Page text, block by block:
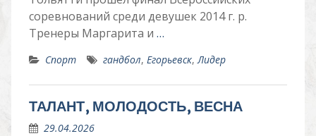
соревнований среди девушек 2014 г. р.
Тренеры Маргарита и …
Спорт гандбол, Егорьевск,Лидер
ТАЛАНТ, МОЛОДОСТЬ, ВЕСНА
29.04.2026